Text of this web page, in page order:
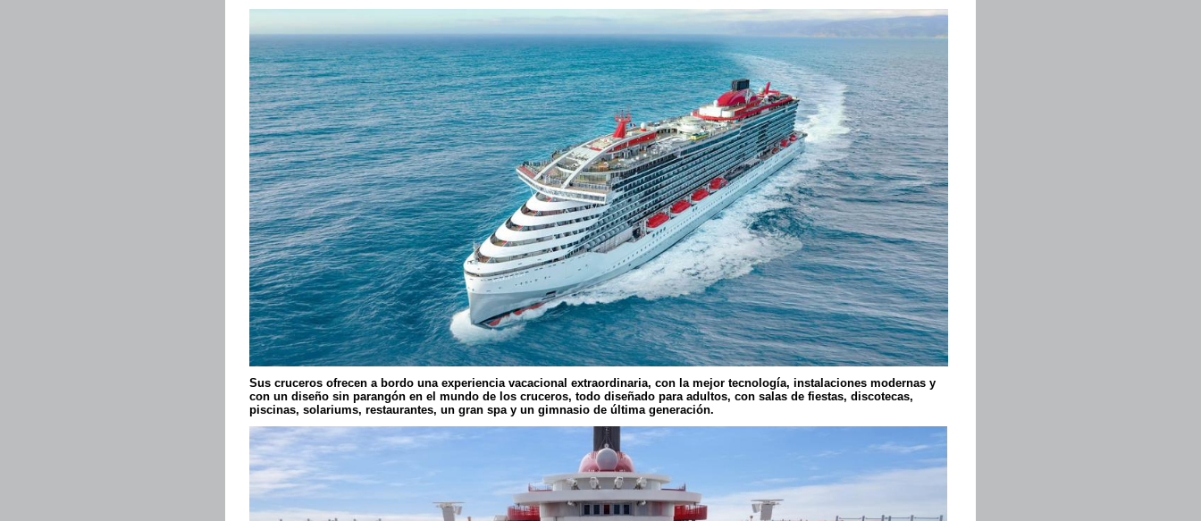
Sus cruceros ofrecen a bordo una experiencia vacacional extraordinaria, con la mejor tecnología, instalaciones modernas y
con un diseño sin parangón en el mundo de los cruceros, todo diseñado para adultos, con salas de fiestas, discotecas,
piscinas, solariums, restaurantes, un gran spa y un gimnasio de última generación.